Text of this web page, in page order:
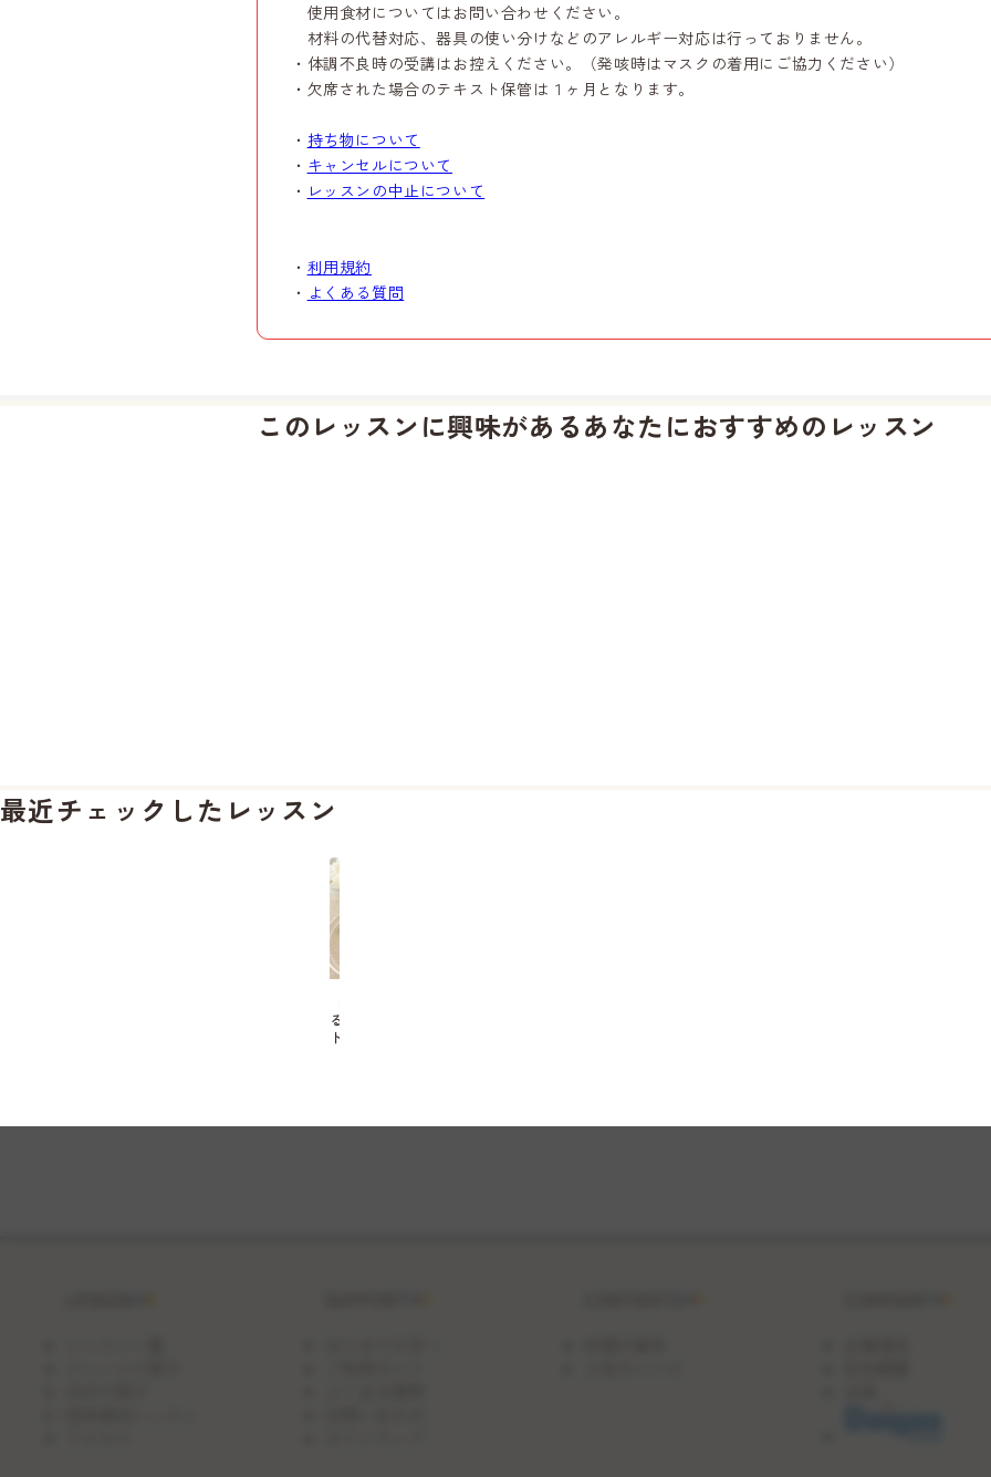
使用食材についてはお問い合わせください。
材料の代替対応、器具の使い分けなどのアレルギー対応は行っておりません。
・体調不良時の受講はお控えください。（発咳時はマスクの着用にご協力ください）
・欠席された場合のテキスト保管は１ヶ月となります。
・ 持ち物について
・ キャンセルについて
・ レッスンの中止について
・ 利用規約
・ よくある質問
このレッスンに興味があるあなたにおすすめのレッスン
最近チェックしたレッスン
る
ト
サ